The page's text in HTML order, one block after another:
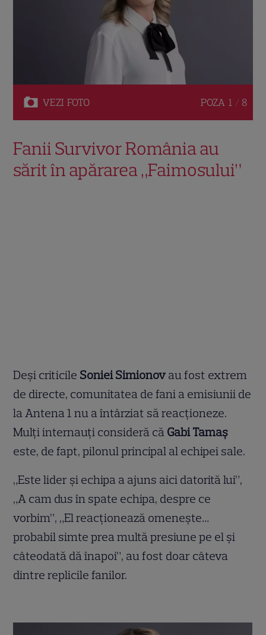
VEZI FOTO POZA 1 / 8
Fanii Survivor România au
sărit în apărarea „Faimosului”
Deși criticile Soniei Simionov au fost extrem
de directe, comunitatea de fani a emisiunii de
la Antena 1 nu a întârziat să reacționeze.
Mulți internauți consideră că Gabi Tamaș
este, de fapt, pilonul principal al echipei sale.
„Este lider și echipa a ajuns aici datorită lui”,
„A cam dus în spate echipa, despre ce
vorbim”, „El reacționează omenește…
probabil simte prea multă presiune pe el și
câteodată dă înapoi”, au fost doar câteva
dintre replicile fanilor.